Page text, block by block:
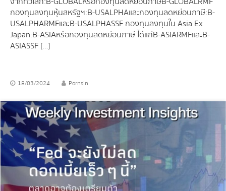
กองทุนลงทุนหุ้นสหรัฐฯ : B-USALPHA และ กองทุนลดหย่อนภาษี : B-
USALPHARMF และ B-USALPHASSF กองทุนลงทุนใน Asia Ex
Japan : B-ASIA หรือกองทุนลดหย่อนภาษี ได้แก่ B-ASIARMF และ B-
ASIASSF […]
18/03/2024 Pornsin